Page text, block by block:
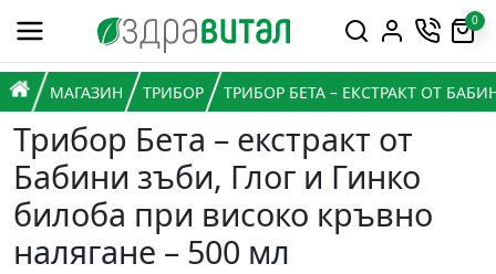
Премини към съдържанието
Горна навигация
0
Главна навигация
НАЧАЛО
МАГАЗИН ТРИБОР ТРИБОР БЕТА – ЕКСТРАКТ ОТ
Трибор Бета – екстракт от
Бабини зъби, Глог и Гинко
билоба при високо кръвно
налягане – 500 мл